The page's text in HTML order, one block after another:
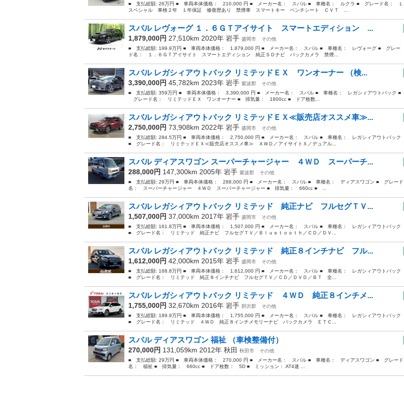
■ 支払総額: 26万円 ■ 車両本体価格： 210,000 円 ■ メーカー名： スバル ■ 車種名： ルクラ ■ グレード名： Ｌ
スペシャル 車検２年 １年保証 修復歴あり 禁煙車 スマートキー ベンチシート ＣＶＴ ...
スバル レヴォーグ １．６ＧＴアイサイト スマートエディション ...
1,879,000円 27,510km 2020年 岩手 盛岡市
その他
■ 支払総額: 199.9万円 ■ 車両本体価格： 1,879,000 円 ■ メーカー名： スバル ■ 車種名： レヴォーグ ■ グレー
ド名： １．６ＧＴアイサイト スマートエディション 純正ＳＤナビ バックカメラ 禁煙...
スバル レガシィアウトバック リミテッドＥＸ ワンオーナー （検...
3,390,000円 45,782km 2023年 岩手 紫波郡
その他
■ 支払総額: 359万円 ■ 車両本体価格： 3,390,000 円 ■ メーカー名： スバル ■ 車種名： レガシィアウトバック ■
グレード名： リミテッドＥＸ ワンオーナー ■ 排気量： 1800cc ■ ドア枚数...
スバル レガシィアウトバック リミテッドＥＸ≪販売店オススメ車≫...
2,750,000円 73,908km 2022年 岩手 盛岡市
その他
■ 支払総額: 284.5万円 ■ 車両本体価格： 2,750,000 円 ■ メーカー名： スバル ■ 車種名： レガシィアウトバック
■ グレード名： リミテッドＥＸ≪販売店オススメ車≫ ＡＷＤ／アイサイトＸ／デュアル...
スバル ディアスワゴン スーパーチャージャー ４ＷＤ スーパーチ...
288,000円 147,300km 2005年 岩手 紫波郡
その他
■ 支払総額: 29万円 ■ 車両本体価格： 288,000 円 ■ メーカー名： スバル ■ 車種名： ディアスワゴン ■ グレード
名： スーパーチャージャー ４ＷＤ スーパーチャージャー ■ 排気量： 660cc ■ ...
スバル レガシィアウトバック リミテッド 純正ナビ フルセグＴＶ...
1,507,000円 37,000km 2017年 岩手 盛岡市
その他
■ 支払総額: 161.8万円 ■ 車両本体価格： 1,507,000 円 ■ メーカー名： スバル ■ 車種名： レガシィアウトバック
■ グレード名： リミテッド 純正ナビ フルセグＴＶ／Ｂｌｕｅｔｏｏｔｈ／ＣＤ／ＤＶ...
スバル レガシィアウトバック リミテッド 純正８インチナビ フル...
1,612,000円 42,000km 2015年 岩手 盛岡市
その他
■ 支払総額: 168.8万円 ■ 車両本体価格： 1,612,000 円 ■ メーカー名： スバル ■ 車種名： レガシィアウトバック
■ グレード名： リミテッド 純正８インチナビ フルセグＴＶ／ＣＤ／ＤＶＤ／ＢＴ 全...
スバル レガシィアウトバック リミテッド ４ＷＤ 純正８インチメ...
1,755,000円 32,670km 2016年 岩手 胆沢郡
その他
■ 支払総額: 189.9万円 ■ 車両本体価格： 1,755,000 円 ■ メーカー名： スバル ■ 車種名： レガシィアウトバック
■ グレード名： リミテッド ４ＷＤ 純正８インチメモリーナビ バックカメラ ＥＴＣ...
スバル ディアスワゴン 福祉 （車検整備付）
270,000円 131,059km 2012年 秋田 秋田市
その他
■ 支払総額: 29万円 ■ 車両本体価格： 270,000 円 ■ メーカー名： スバル ■ 車種名： ディアスワゴン ■ グレード
名： 福祉 ■ 排気量： 660cc ■ ドア枚数： 5D ■ ミッション： AT4速 ...